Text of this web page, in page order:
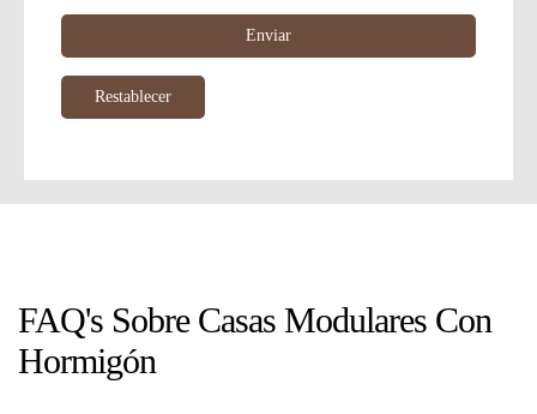
FAQ's Sobre Casas Modulares Con
Hormigón